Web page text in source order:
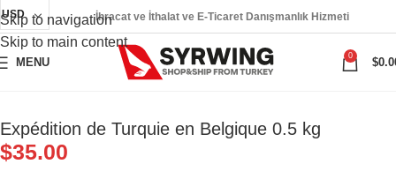
Skip to navigation
Skip to main content
USD İhracat ve İthalat ve E-Ticaret Danışmanlık Hizmeti
MENU
0
$
Expédition de Turquie en Belgique 0.5 kg
$35.00